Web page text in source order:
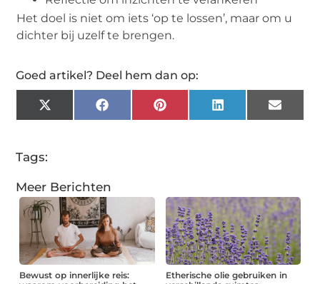
Het doel is niet om iets ‘op te lossen’, maar om u
dichter bij uzelf te brengen.
Goed artikel? Deel hem dan op:
X
(Twitter)
FacebookPinterestLinkedInEmail
Tags:
Meer Berichten
Bewust op innerlijke reis:
Etherische olie gebruiken in